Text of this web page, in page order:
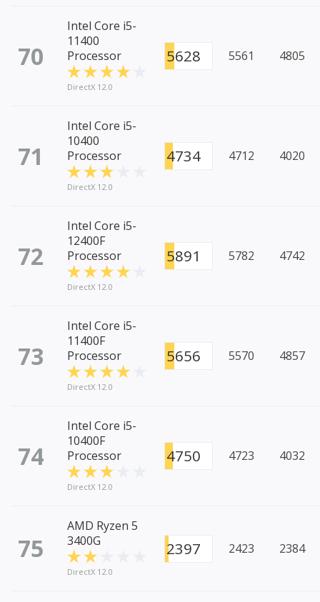
70
Intel Core i5-
11400
Processor
DirectX 12.0
5628 5561 4805
71
Intel Core i5-
10400
Processor
DirectX 12.0
4734 4712 4020
72
Intel Core i5-
12400F
Processor
DirectX 12.0
5891 5782 4742
73
Intel Core i5-
11400F
Processor
DirectX 12.0
5656 5570 4857
74
Intel Core i5-
10400F
Processor
DirectX 12.0
4750 4723 4032
75
AMD Ryzen 5
3400G
DirectX 12.0
2397 2423 2384